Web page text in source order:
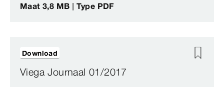
Maat 3,8 MB | Type PDF
Viega Journaal 01/2017
Download